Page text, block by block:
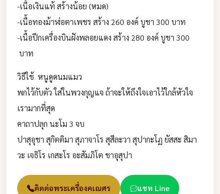
-เนื้อเงินแท้ สร้างน้อย (หมด)
-เนื้อทองม้าฬ่อตาเพชร สร้าง 260 องค์ บูชา 300 บาท
-เนื้อปีกเครื่องบินฝังพลอยแดง สร้าง 280 องค์ บูชา 300
บาท
วิธีใช้ หนูดูดนมแมว
พกไว้กับตัว ใส่ในพวงกุญแจ ถ้าจะให้ถึงใจเอาไว้ใกล้หัวใจ
เรามากที่สุด
คาถาปลุก นะโม 3 จบ
ปาสุอุชา สุกิตติมา สุภาจาโร สุสีละวา สุปากะโฏ ยัสสะ สิมา
วะ เจธิโร เกสะโร อะสัมภิโต ชาอุสุปา
ติดต่อพระเครื่องคเณศร แชท Line